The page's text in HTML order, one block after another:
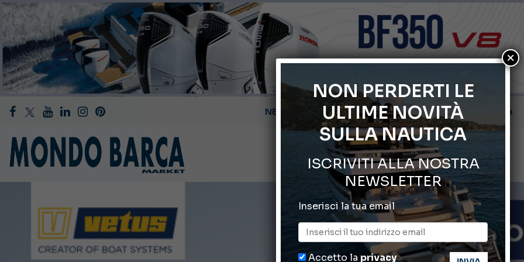
Montecristo Yachting, l’orologio per il diportista
Gommoni Callegari acquisisce Geniuss
66° Salone Nautico Internazionale di Genova
ABOFA 2026: la fiera del mare ad Aqaba
Cannes Yachting Festival 2026: tutte le novità attese a
NON PERDERTI LE
ULTIME NOVITÀ
SULLA NAUTICA
ISCRIVITI ALLA NOSTRA
NEWSLETTER
Inserisci la tua email
Accetto la privacy
×